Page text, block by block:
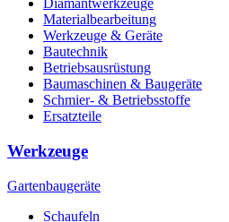
Diamantwerkzeuge
Materialbearbeitung
Werkzeuge & Geräte
Bautechnik
Betriebsausrüstung
Baumaschinen & Baugeräte
Schmier- & Betriebsstoffe
Ersatzteile
Werkzeuge
Gartenbaugeräte
Schaufeln